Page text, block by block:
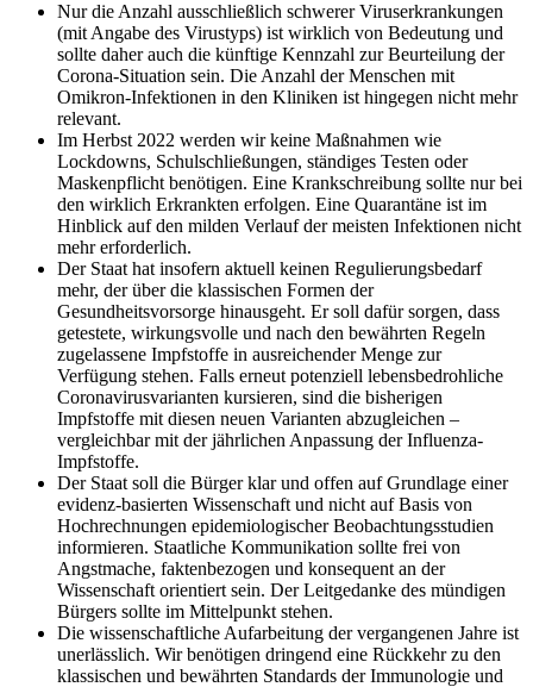
Nur die Anzahl ausschließlich schwerer Viruserkrankungen
(mit Angabe des Virustyps) ist wirklich von Bedeutung und
sollte daher auch die künftige Kennzahl zur Beurteilung der
Corona-Situation sein. Die Anzahl der Menschen mit
Omikron-Infektionen in den Kliniken ist hingegen nicht mehr
relevant.
Im Herbst 2022 werden wir keine Maßnahmen wie
Lockdowns, Schulschließungen, ständiges Testen oder
Maskenpflicht benötigen. Eine Krankschreibung sollte nur bei
den wirklich Erkrankten erfolgen. Eine Quarantäne ist im
Hinblick auf den milden Verlauf der meisten Infektionen nicht
mehr erforderlich.
Der Staat hat insofern aktuell keinen Regulierungsbedarf
mehr, der über die klassischen Formen der
Gesundheitsvorsorge hinausgeht. Er soll dafür sorgen, dass
getestete, wirkungsvolle und nach den bewährten Regeln
zugelassene Impfstoffe in ausreichender Menge zur
Verfügung stehen. Falls erneut potenziell lebensbedrohliche
Coronavirusvarianten kursieren, sind die bisherigen
Impfstoffe mit diesen neuen Varianten abzugleichen –
vergleichbar mit der jährlichen Anpassung der Influenza-
Impfstoffe.
Der Staat soll die Bürger klar und offen auf Grundlage einer
evidenz-basierten Wissenschaft und nicht auf Basis von
Hochrechnungen epidemiologischer Beobachtungsstudien
informieren. Staatliche Kommunikation sollte frei von
Angstmache, faktenbezogen und konsequent an der
Wissenschaft orientiert sein. Der Leitgedanke des mündigen
Bürgers sollte im Mittelpunkt stehen.
Die wissenschaftliche Aufarbeitung der vergangenen Jahre ist
unerlässlich. Wir benötigen dringend eine Rückkehr zu den
klassischen und bewährten Standards der Immunologie und